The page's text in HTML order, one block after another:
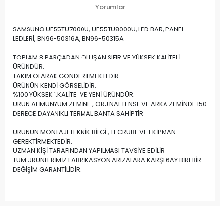
Yorumlar
SAMSUNG UE55TU7000U, UE55TU8000U, LED BAR, PANEL
LEDLERİ, BN96-50316A, BN96-50315A
TOPLAM 8 PARÇADAN OLUŞAN SIFIR VE YÜKSEK KALİTELİ
ÜRÜNDÜR.
TAKIM OLARAK GÖNDERİLMEKTEDİR.
ÜRÜNÜN KENDİ GÖRSELİDİR.
%100 YÜKSEK 1.KALİTE VE YENİ ÜRÜNDÜR.
ÜRÜN ALİMUNYUM ZEMİNE , ORJİNAL LENSE VE ARKA ZEMİNDE 150
DERECE DAYANIKLI TERMAL BANTA SAHİPTİR
ÜRÜNÜN MONTAJI TEKNİK BİLGİ , TECRÜBE VE EKİPMAN
GEREKTİRMEKTEDİR.
UZMAN KİŞİ TARAFINDAN YAPILMASI TAVSİYE EDİLİR.
TÜM ÜRÜNLERİMİZ FABRİKASYON ARIZALARA KARŞI 6AY BİREBİR
DEĞİŞİM GARANTİLİDİR.